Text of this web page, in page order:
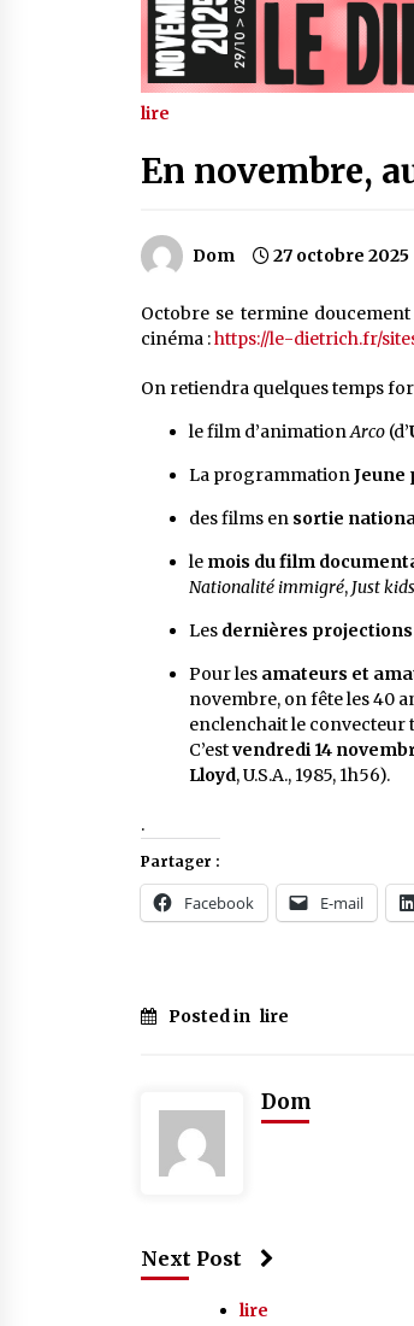
lire
En novembre,
Dom 27 octobre 2025
Octobre se termine
cinéma :https://le-dietrich.fr/
On retiendra quelques temps
le film d’animationArco (d’
La programmationJeune
des films en sortie
le mois du film
Nationalité immigré, Just kids
Les dernières projections
Pour les amateurs et
novembre, on fête les 40
enclenchait le convecteur
C’estvendredi 14
Lloyd, U.S.A., 1985, 1h56).
.
Partager :
Facebook E-mail
Posted in lire
Dom
Next Post
lire